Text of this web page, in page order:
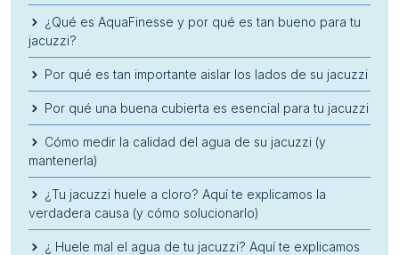
¿Qué es AquaFinesse y por qué es tan bueno para tu
jacuzzi?
Por qué es tan importante aislar los lados de su jacuzzi
Por qué una buena cubierta es esencial para tu jacuzzi
Cómo medir la calidad del agua de su jacuzzi (y
mantenerla)
¿Tu jacuzzi huele a cloro? Aquí te explicamos la
verdadera causa (y cómo solucionarlo)
¿ Huele mal el agua de tu jacuzzi? Aquí te explicamos